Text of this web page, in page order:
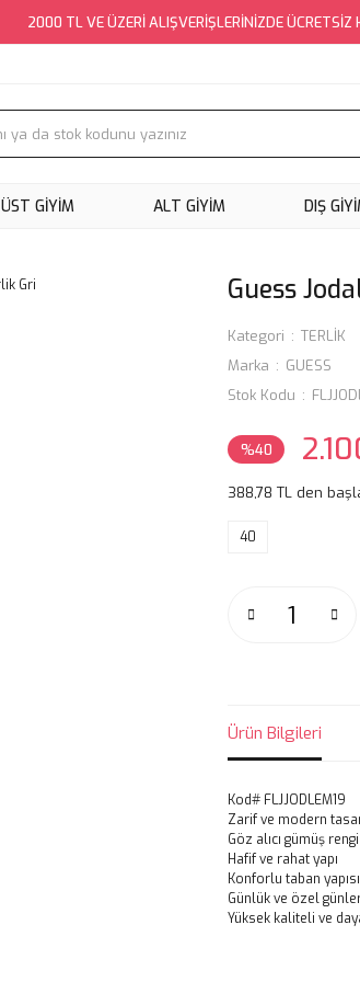
2000 TL VE ÜZERİ ALIŞVERİŞLERİNİZDE ÜCRETSİZ
ÜST GİYİM ALT GİYİM DIŞ
Guess
Kategori
TERLİK
Marka
GUESS
Stok Kodu
%40
388,78 TL den
40
Ürün Bilgileri
Kod# FLJJODLEM19
Zarif ve modern
Göz alıcı gümüş rengi
Hafif ve rahat yapı
Konforlu taban yapısı
Günlük ve özel
Yüksek kaliteli ve